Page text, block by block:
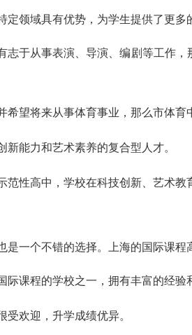
领域具有优势，为学生提供了更多
志于从事表演、导演、编剧等工作
希望将来从事体育事业，那么市体育
新能力和艺术素养的复合型人才。
范性高中，学校在科技创新、艺术教
一个不错的选择。上海的国际课程
际课程的学校之一，拥有丰富的经验
受欢迎，升学成绩优异。